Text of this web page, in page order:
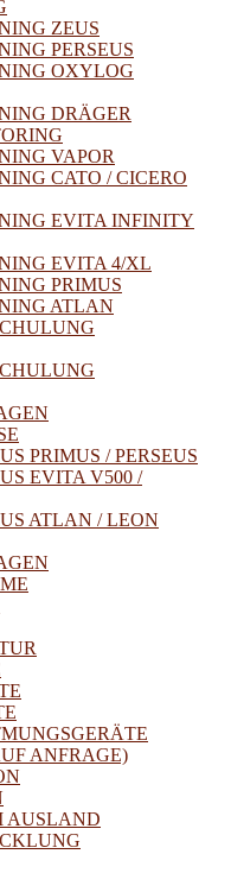
ZEUS
PERSEUS
OXYLOG
DRÄGER
VAPOR
CATO / CICERO
EVITA INFINITY
EVITA 4/XL
PRIMUS
ATLAN
PRIMUS / PERSEUS
EVITA V500 /
ATLAN / LEON
ANFRAGE)
AUSLAND